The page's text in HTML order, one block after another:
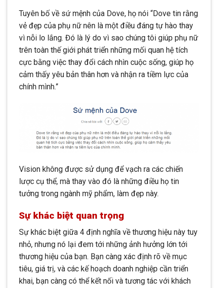
Tuyên bố về sứ mệnh của Dove, họ nói “Dove tin rằng
vẻ đẹp của phụ nữ nên là một điều đáng tự hào thay
vì nỗi lo lắng. Đó là lý do vì sao chúng tôi giúp phụ nữ
trên toàn thế giới phát triển những mối quan hệ tích
cực bằng việc thay đổi cách nhìn cuộc sống, giúp họ
cảm thấy yêu bản thân hơn và nhận ra tiềm lực của
chính mình.”
Vision không được sử dụng để vạch ra các chiến
lược cụ thể, mà thay vào đó là những điều họ tin
tưởng trong ngành mỹ phẩm, làm đẹp này.
Sự khác biệt quan trọng
Sự khác biệt giữa 4 định nghĩa về thương hiệu này tuy
nhỏ, nhưng nó lại đem tới những ảnh hưởng lớn tới
thương hiệu của bạn. Bạn càng xác định rõ về mục
tiêu, giá trị, và các kế hoạch doanh nghiệp cần triển
khai, bạn càng có thể kết nối và tương tác với khách